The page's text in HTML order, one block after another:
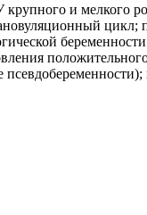
и мелкого
цикл;